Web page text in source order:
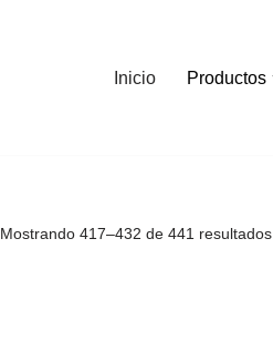
Inicio Productos
Mostrando 417–432 de 441 resultados